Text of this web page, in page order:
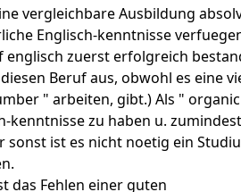
vergleichbare Ausbildung
Englisch-kenntnisse
englisch zuerst erfolgreich
Beruf aus, obwohl es eine
" arbeiten, gibt.) Als "
kenntnisse zu haben u.
sonst ist es nicht noetig ein
das Fehlen einer guten